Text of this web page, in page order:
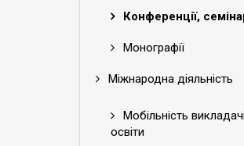
Конференції,
Монографії
Міжнародна діяльність
Мобільність
освіти